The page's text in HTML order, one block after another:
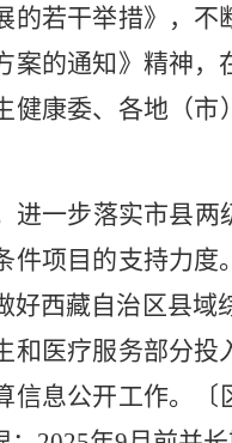
的若干举措》，不
案的通知》精神
健康委、各地（市
进一步落实市县两
件项目的支持力
西藏自治区县
和医疗服务部分投
息公开工作。